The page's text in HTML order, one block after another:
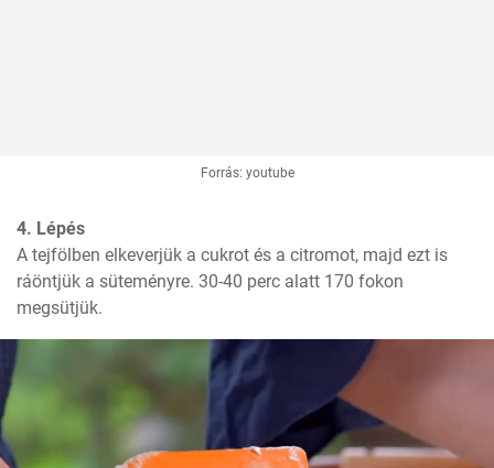
Forrás: youtube
4. Lépés
A tejfölben elkeverjük a cukrot és a citromot, majd ezt is
ráöntjük a süteményre. 30-40 perc alatt 170 fokon
megsütjük.